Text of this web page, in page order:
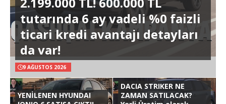
tutarında 6 ay vadeli %0 faizli
ticari kredi avantajı detayları
da var!
9 AĞUSTOS 2026
YENİLENEN HYUNDAI
DACIA STRIKER NE
ZAMAN SATILACAK?